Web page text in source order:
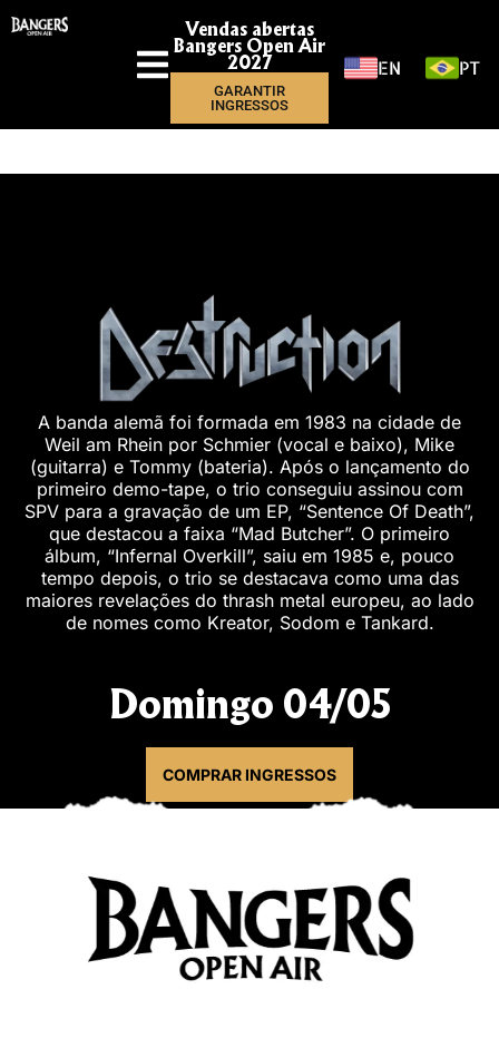
Vendas abertas
Bangers Open Air
2027
GARANTIR
INGRESSOS
EN PT
A banda alemã foi formada em 1983 na cidade de
Weil am Rhein por Schmier (vocal e baixo), Mike
(guitarra) e Tommy (bateria). Após o lançamento do
primeiro demo-tape, o trio conseguiu assinou com
SPV para a gravação de um EP, “Sentence Of Death”,
que destacou a faixa “Mad Butcher”. O primeiro
álbum, “Infernal Overkill”, saiu em 1985 e, pouco
tempo depois, o trio se destacava como uma das
maiores revelações do thrash metal europeu, ao lado
de nomes como Kreator, Sodom e Tankard.
Domingo 04/05
COMPRAR INGRESSOS